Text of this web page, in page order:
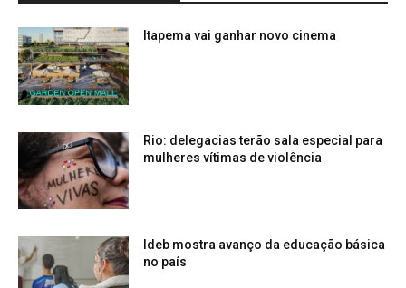
Itapema vai ganhar novo cinema
Rio: delegacias terão sala especial para
mulheres vítimas de violência
Ideb mostra avanço da educação básica
no país